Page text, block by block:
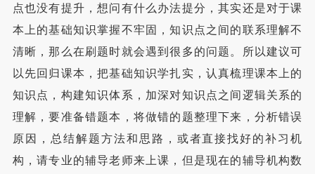
点也没有提升，想问有什么办法提分，其实还是对于课
本上的基础知识掌握不牢固，知识点之间的联系理解不
清晰，那么在刷题时就会遇到很多的问题。所以建议可
以先回归课本，把基础知识学扎实，认真梳理课本上的
知识点，构建知识体系，加深对知识点之间逻辑关系的
理解，要准备错题本，将做错的题整理下来，分析错误
原因，总结解题方法和思路，或者直接找好的补习机
构，请专业的辅导老师来上课，但是现在的辅导机构数